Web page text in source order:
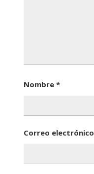
Nombre *
Correo electrónico